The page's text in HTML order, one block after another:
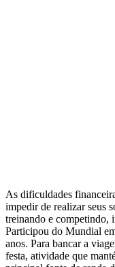
As dificuldades
impedir de realizar seus
treinando e competindo,
Participou do Mundial
anos. Para bancar a
festa, atividade que